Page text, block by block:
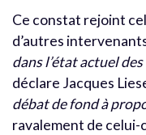
Ce constat rejoint
d’autres
dans l’état actuel
déclare Jacques
débat de fond à
ravalement de celui-